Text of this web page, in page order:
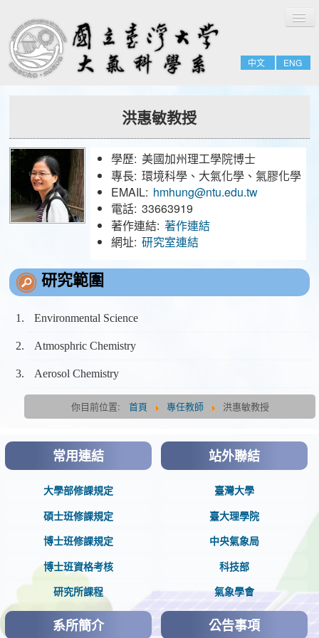
中文 ENG
切
換
覽
回首頁
系所簡介
系所成員
研究簡介
相關資源
公告事項
專任教師
講座/名譽/客座教授
洪惠敏教授
學歷: 美國加州理工學院博士
專長: 環境科學、大氣化學、氣膠化學
EMAIL: hmhung@ntu.edu.tw
電話: 33663919
著作連結: 著作連結
網址: 研究室連結
研究範圍
Environmental Science
Atmosphric Chemistry
Aerosol Chemistry
你目前位置: 首頁 專任教師 洪惠敏教授
常用連結
大學部修課規定
碩士班修課規定
博士班修課規定
博士班資格考核
研究所課程
站外聯結
臺灣大學
臺大理學院
中央氣象局
科技部
氣象學會
系所簡介 公告事項